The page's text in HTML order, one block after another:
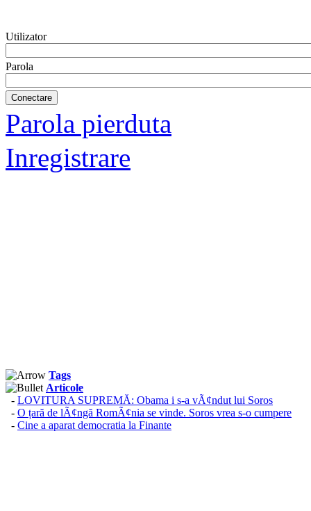
Utilizator
Parola
Parola pierduta
Inregistrare
Tags
Articole
- LOVITURA SUPREMĂ: Obama i s-a vÃ¢ndut lui Soros
- O țară de lÃ¢ngă RomÃ¢nia se vinde. Soros vrea s-o cumpere
- Cine a aparat democratia la Finante